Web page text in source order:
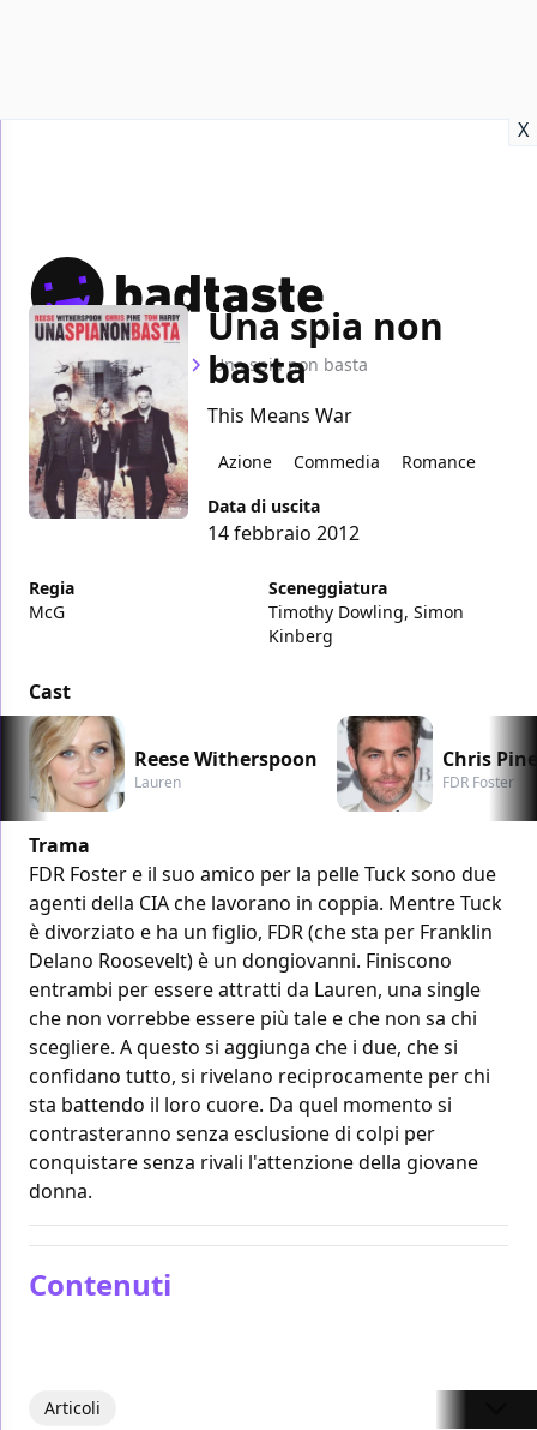
X
Home Film Una spia non basta
Una spia non
basta
This Means War
Azione Commedia
Romance
Data di uscita
14 febbraio 2012
Regia
McG
Sceneggiatura
Timothy Dowling, Simon
Kinberg
Cast
Reese Witherspoon
Lauren
Chris Pine
FDR Foster
Trama
FDR Foster e il suo amico per la pelle Tuck sono due
agenti della CIA che lavorano in coppia. Mentre Tuck
è divorziato e ha un figlio, FDR (che sta per Franklin
Delano Roosevelt) è un dongiovanni. Finiscono
entrambi per essere attratti da Lauren, una single
che non vorrebbe essere più tale e che non sa chi
scegliere. A questo si aggiunga che i due, che si
confidano tutto, si rivelano reciprocamente per chi
sta battendo il loro cuore. Da quel momento si
contrasteranno senza esclusione di colpi per
conquistare senza rivali l'attenzione della giovane
donna.
Contenuti
Articoli